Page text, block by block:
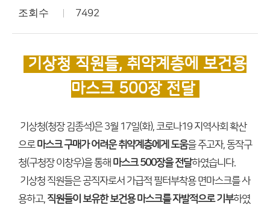
조회수 7492
기상청 직원들, 취약계층에 보건용
마스크 500장 전달
기상청(청장 김종석)은 3월 17일(화), 코로나19 지역사회 확산
으로마스크 구매가 어려운 취약계층에게 도움을 주고자, 동작구
청(구청장 이창우)을 통해 마스크 500장을 전달하였습니다.
기상청 직원들은 공직자로서 가급적 필터부착용 면마스크를 사
용하고, 직원들이 보유한 보건용 마스크를 자발적으로 기부하였